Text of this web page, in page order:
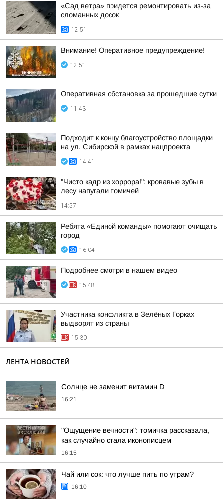
«Сад ветра» придется ремонтировать из-за
сломанных досок
12:51
Внимание! Оперативное предупреждение!
12:51
Оперативная обстановка за прошедшие сутки
11:43
Подходит к концу благоустройство площадки
на ул. Сибирской в рамках нацпроекта
14:41
"Чисто кадр из хоррора!": кровавые зубы в
лесу напугали томичей
14:57
Ребята «Единой команды» помогают очищать
город
16:04
Подробнее смотри в нашем видео
15:48
Участника конфликта в Зелёных Горках
выдворят из страны
15:30
ЛЕНТА НОВОСТЕЙ
Солнце не заменит витамин D
16:21
"Ощущение вечности": томичка рассказала,
как случайно стала иконописцем
16:15
Чай или сок: что лучше пить по утрам?
16:10